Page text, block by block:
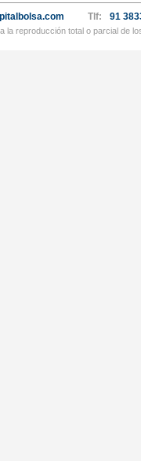
Tlf: 91
la reproducción total o parcial de